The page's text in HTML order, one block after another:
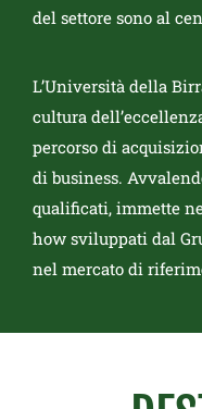
del settore sono al
L’Università della
cultura
percorso di
di business.
qualificati, immette
how sviluppati dal
nel mercato di